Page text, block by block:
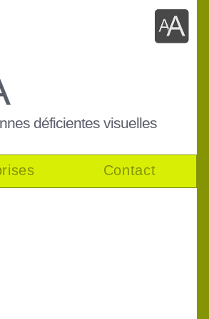
déficientes visuelles
Contact